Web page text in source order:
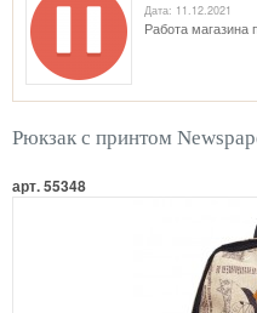
Дата: 11.12.2021
Работа магазина
Рюкзак с принтом
арт. 55348